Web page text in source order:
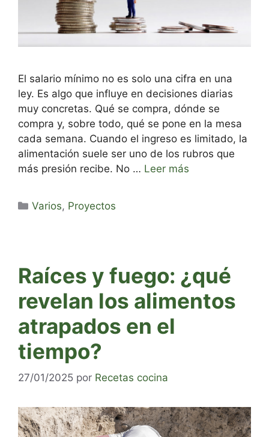
El salario mínimo no es solo una cifra en una
ley. Es algo que influye en decisiones diarias
muy concretas. Qué se compra, dónde se
compra y, sobre todo, qué se pone en la mesa
cada semana. Cuando el ingreso es limitado, la
alimentación suele ser uno de los rubros que
más presión recibe. No … Leer más
Categorías
Varios, Proyectos
Raíces y fuego: ¿qué
revelan los alimentos
atrapados en el
tiempo?
27/01/2025 por Recetas cocina